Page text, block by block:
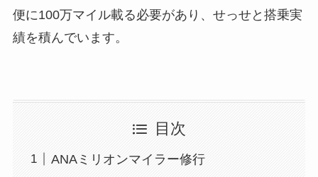
便に100万マイル載る必要があり、せっせと搭乗実
績を積んでいます。
目次
ANAミリオンマイラー修行